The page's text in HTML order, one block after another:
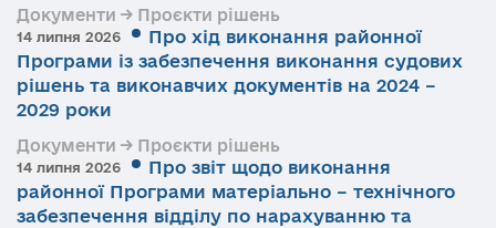
Документи → Проєкти рішень
14 липня 2026
Про хід виконання районної
Програми із забезпечення виконання судових
рішень та виконавчих документів на 2024 –
2029 роки
Документи → Проєкти рішень
14 липня 2026
Про звіт щодо виконання
районної Програми матеріально – технічного
забезпечення відділу по нарахуванню та